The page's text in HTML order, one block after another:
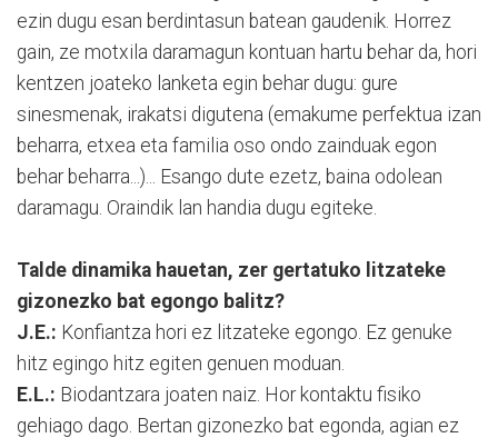
ezin dugu esan berdintasun batean gaudenik. Horrez
gain, ze motxila daramagun kontuan hartu behar da, hori
kentzen joateko lanketa egin behar dugu: gure
sinesmenak, irakatsi digutena (emakume perfektua izan
beharra, etxea eta familia oso ondo zainduak egon
behar beharra...)... Esango dute ezetz, baina odolean
daramagu. Oraindik lan handia dugu egiteke.
Talde dinamika hauetan, zer gertatuko litzateke
gizonezko bat egongo balitz?
J.E.: Konfiantza hori ez litzateke egongo. Ez genuke
hitz egingo hitz egiten genuen moduan.
E.L.: Biodantzara joaten naiz. Hor kontaktu fisiko
gehiago dago. Bertan gizonezko bat egonda, agian ez